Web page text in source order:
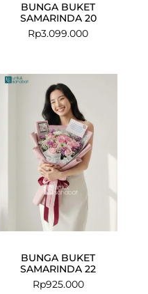
BUNGA BUKET
SAMARINDA 20
Rp3.099.000
BUNGA BUKET
SAMARINDA 22
Rp925.000